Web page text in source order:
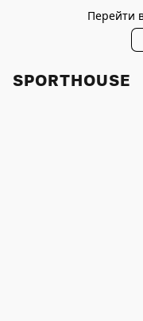
Перейти
SPORTHOUSE